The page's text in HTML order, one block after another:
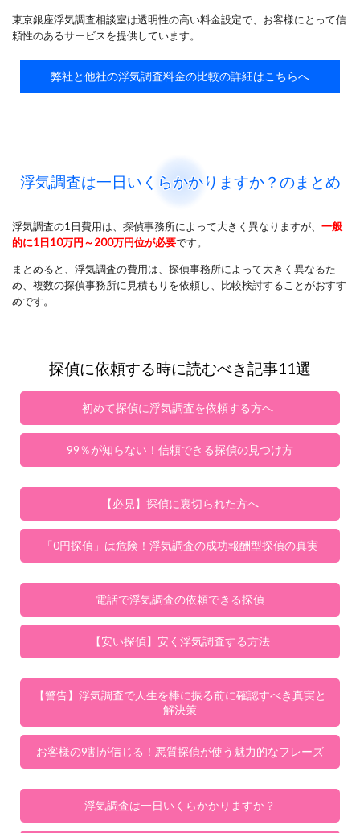
東京銀座浮気調査相談室は透明性の高い料金設定で、お客様にとって信
頼性のあるサービスを提供しています。
弊社と他社の浮気調査料金の比較の詳細はこちらへ
浮気調査は一日いくらかかりますか？のまとめ
浮気調査の1日費用は、探偵事務所によって大きく異なりますが、 一般
的に1日10万円～200万円位が必要です。
まとめると、浮気調査の費用は、探偵事務所によって大きく異なるた
め、複数の探偵事務所に見積もりを依頼し、比較検討することがおすす
めです。
探偵に依頼する時に読むべき記事11選
初めて探偵に浮気調査を依頼する方へ
99％が知らない！信頼できる探偵の見つけ方
【必見】探偵に裏切られた方へ
「0円探偵」は危険！浮気調査の成功報酬型探偵の真実
電話で浮気調査の依頼できる探偵
【安い探偵】安く浮気調査する方法
【警告】浮気調査で人生を棒に振る前に確認すべき真実と
解決策
お客様の9割が信じる！悪質探偵が使う魅力的なフレーズ
浮気調査は一日いくらかかりますか？